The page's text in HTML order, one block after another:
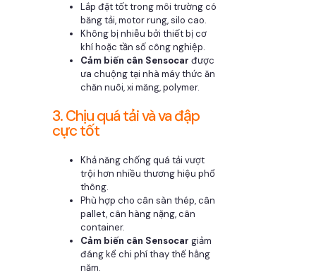
Lắp đặt tốt trong môi trường có
băng tải, motor rung, silo cao.
Không bị nhiễu bởi thiết bị cơ
khí hoặc tần số công nghiệp.
Cảm biến cân Sensocar được
ưa chuộng tại nhà máy thức ăn
chăn nuôi, xi măng, polymer.
3. Chịu quá tải và va đập
cực tốt
Khả năng chống quá tải vượt
trội hơn nhiều thương hiệu phổ
thông.
Phù hợp cho cân sàn thép, cân
pallet, cân hàng nặng, cân
container.
Cảm biến cân Sensocar giảm
đáng kể chi phí thay thế hằng
năm.